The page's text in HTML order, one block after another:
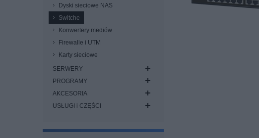
Dyski sieciowe NAS
Switche
Konwertery mediów
Firewalle i UTM
Karty sieciowe
SERWERY
PROGRAMY
AKCESORIA
USŁUGI i CZĘŚCI